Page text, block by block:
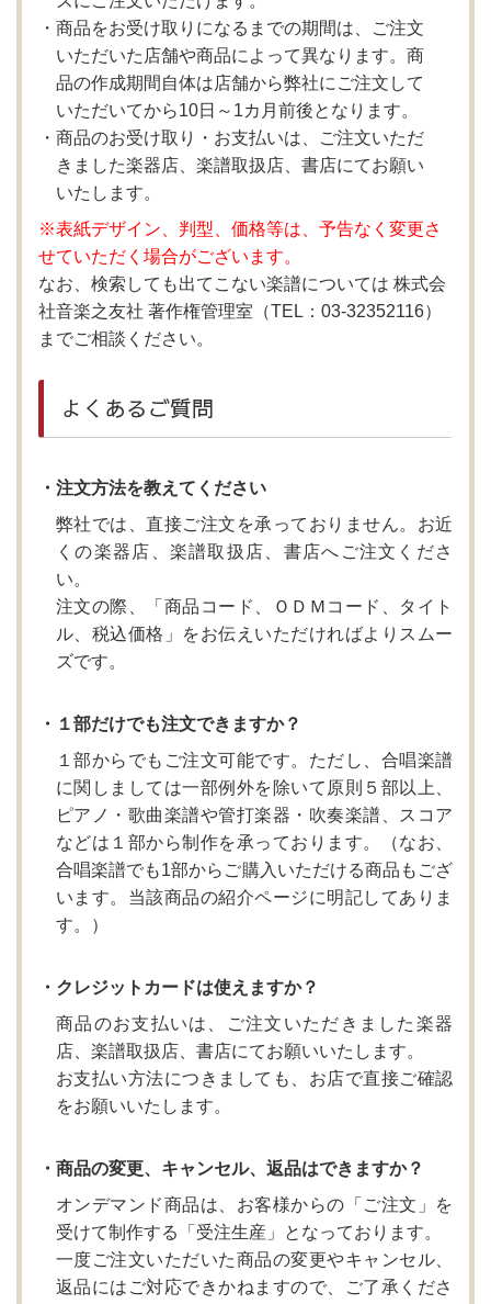
商品をお受け取りになるまでの期間は、ご注文
いただいた店舗や商品によって異なります。商
品の作成期間自体は店舗から弊社にご注文して
いただいてから10日～1カ月前後となります。
商品のお受け取り・お支払いは、ご注文いただ
きました楽器店、楽譜取扱店、書店にてお願い
いたします。
※表紙デザイン、判型、価格等は、予告なく変更さ
せていただく場合がございます。
なお、検索しても出てこない楽譜については 株式会
社音楽之友社 著作権管理室（TEL：03-32352116）
までご相談ください。
よくあるご質問
・注文方法を教えてください
弊社では、直接ご注文を承っておりません。お近
くの楽器店、楽譜取扱店、書店へご注文くださ
い。
注文の際、「商品コード、ＯＤＭコード、タイト
ル、税込価格」をお伝えいただければよりスムー
ズです。
・１部だけでも注文できますか？
１部からでもご注文可能です。ただし、合唱楽譜
に関しましては一部例外を除いて原則５部以上、
ピアノ・歌曲楽譜や管打楽器・吹奏楽譜、スコア
などは１部から制作を承っております。（なお、
合唱楽譜でも1部からご購入いただける商品もござ
います。当該商品の紹介ページに明記してありま
す。）
・クレジットカードは使えますか？
商品のお支払いは、ご注文いただきました楽器
店、楽譜取扱店、書店にてお願いいたします。
お支払い方法につきましても、お店で直接ご確認
をお願いいたします。
・商品の変更、キャンセル、返品はできますか？
オンデマンド商品は、お客様からの「ご注文」を
受けて制作する「受注生産」となっております。
一度ご注文いただいた商品の変更やキャンセル、
返品にはご対応できかねますので、ご了承くださ